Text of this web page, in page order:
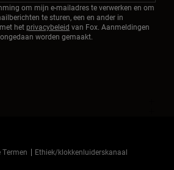
om mijn e-mailadres te verwerken en om
te sturen, een en ander in
het privacybeleid van Fox. Aanmeldingen
worden gemaakt.
Termen
Ethiek/klokkenluiderskanaal